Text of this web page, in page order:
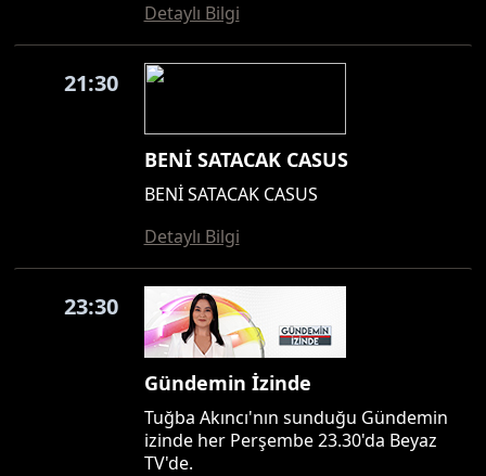
Detaylı Bilgi
21:30
BENİ SATACAK CASUS
BENİ SATACAK CASUS
Detaylı Bilgi
23:30
Gündemin İzinde
Tuğba Akıncı'nın sunduğu Gündemin
izinde her Perşembe 23.30'da Beyaz
TV'de.